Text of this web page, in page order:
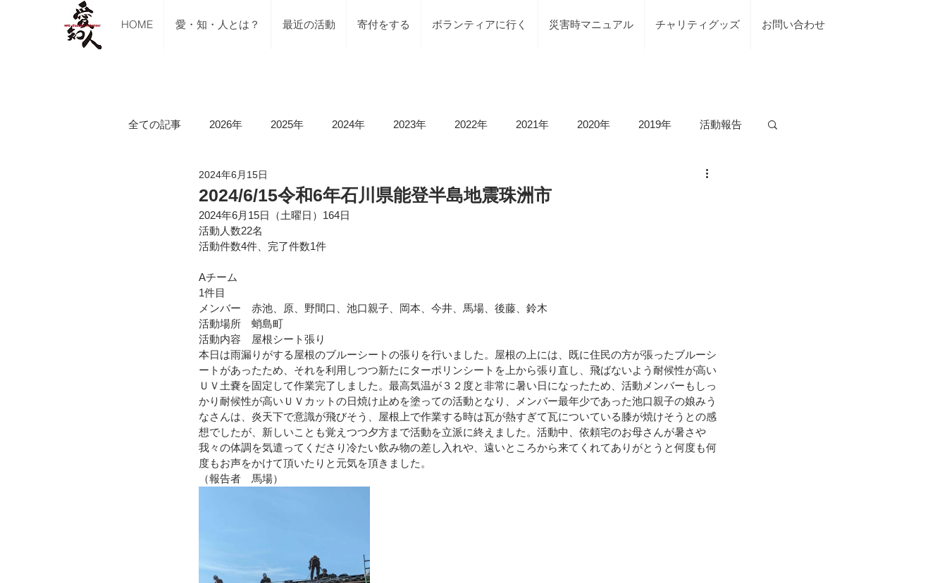
HOME 愛・知・人とは？ 最近の活動 寄付をする ボランティアに行く 災害時マニュアル チャリティグッズ お問い合わせ
全ての記事 2026年 2025年 2024年 2023年 2022年 2021年 2020年 2019年 活動報告
ご支援のご報告 メディア掲載情報
講習会（ブルーシート張り・床下等）
令和5年山口県美祢市豪雨水害
令和４年台風１５号（静岡市清水区） 令和4年8月豪雨(新潟県村上市） 令和4年福島県沖地震（桑折町）
令和3年8月豪雨 令和3年7月豪雨 令和2年7月豪雨 令和3年福島県沖地震 令和元年台風15号･19号
令和元年九州北部豪雨
2024/6/15令和6年石川県能登半島地震珠洲市
2024年6月15日
2024年6月15日（土曜日）164日
活動人数22名
活動件数4件、完了件数1件
Aチーム
1件目
メンバー　赤池、原、野間口、池口親子、岡本、今井、馬場、後藤、鈴木
活動場所　蛸島町
活動内容　屋根シート張り
本日は雨漏りがする屋根のブルーシートの張りを行いました。屋根の上には、既に住民の方が張ったブルーシ
ートがあったため、それを利用しつつ新たにターポリンシートを上から張り直し、飛ばないよう耐候性が高い
ＵＶ土嚢を固定して作業完了しました。最高気温が３２度と非常に暑い日になったため、活動メンバーもしっ
かり耐候性が高いＵＶカットの日焼け止めを塗っての活動となり、メンバー最年少であった池口親子の娘みう
なさんは、炎天下で意識が飛びそう、屋根上で作業する時は瓦が熱すぎて瓦についている膝が焼けそうとの感
想でしたが、新しいことも覚えつつ夕方まで活動を立派に終えました。活動中、依頼宅のお母さんが暑さや
我々の体調を気遣ってくださり冷たい飲み物の差し入れや、遠いところから来てくれてありがとうと何度も何
度もお声をかけて頂いたりと元気を頂きました。
（報告者　馬場）